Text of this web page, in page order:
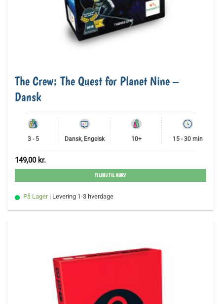
The Crew: The Quest for Planet Nine –
Dansk
3 - 5 Dansk, Engelsk 10+ 15 - 30 min
149,00 kr.
TILFØJ TIL KURV
På Lager | Levering 1-3 hverdage